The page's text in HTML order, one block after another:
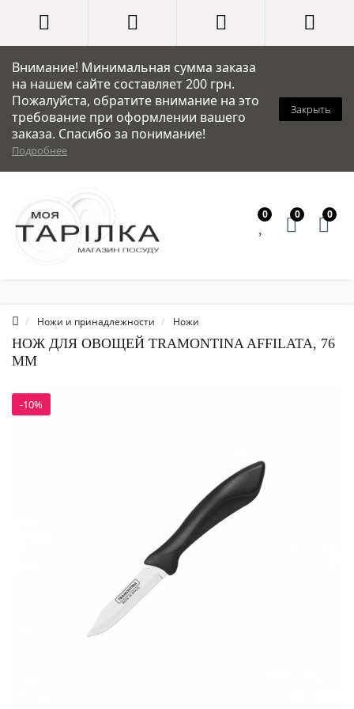
Внимание! Минимальная сумма заказа
на нашем сайте составляет 200 грн.
Пожалуйста, обратите внимание на это
требование при оформлении вашего
заказа. Спасибо за понимание!
Подробнее
Закрыть
0 0 0
Ножи и принадлежности Ножи
НОЖ ДЛЯ ОВОЩЕЙ TRAMONTINA AFFILATA, 76
ММ
-10%